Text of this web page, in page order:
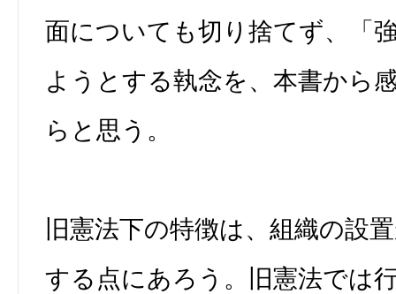
面についても切り捨てず、「
ようとする執念を、本書から
らと思う。
旧憲法下の特徴は、組織の設
する点にあろう。旧憲法では